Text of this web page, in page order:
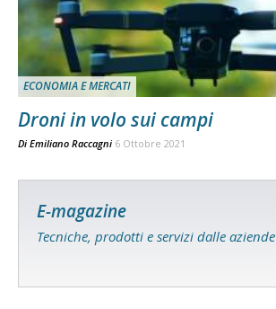
ECONOMIA E MERCATI
Droni in volo sui campi
Di Emiliano Raccagni 6 Ottobre 2021
E-magazine
Tecniche, prodotti e servizi dalle aziende